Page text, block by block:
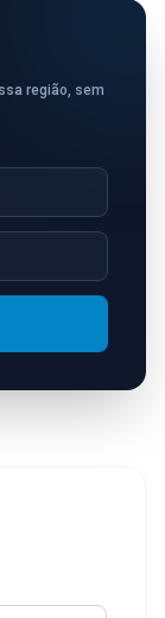
região, sem